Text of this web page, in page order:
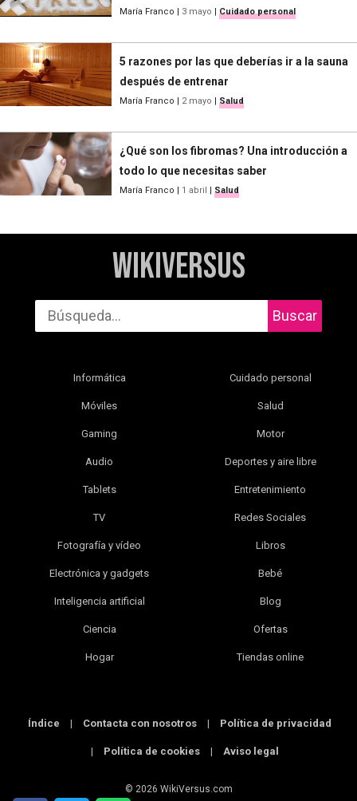
María Franco 3 mayo Cuidado personal
5 razones por las que deberías ir a la sauna
después de entrenar
María Franco 2 mayo Salud
¿Qué son los fibromas? Una introducción a
todo lo que necesitas saber
María Franco 1 abril Salud
WikiVersus
Buscar
Informática
Móviles
Gaming
Audio
Tablets
TV
Fotografía y vídeo
Electrónica y gadgets
Inteligencia artificial
Ciencia
Hogar
Cuidado personal
Salud
Motor
Deportes y aire libre
Entretenimiento
Redes Sociales
Libros
Bebé
Blog
Ofertas
Tiendas online
Índice | Contacta con nosotros | Política de privacidad
| Política de cookies | Aviso legal
© 2026 WikiVersus.com